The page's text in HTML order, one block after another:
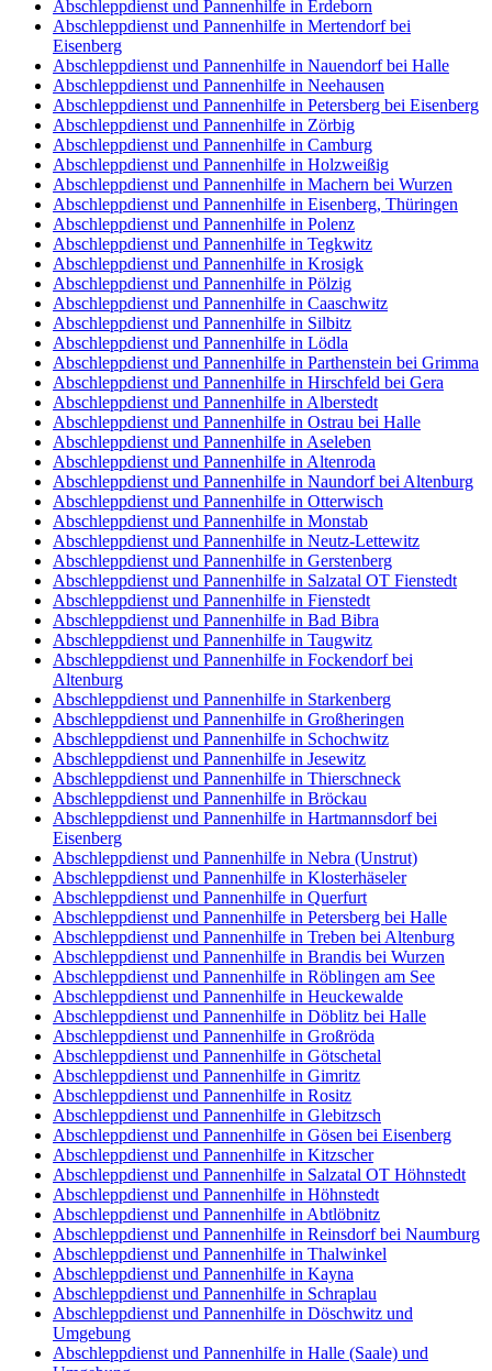
Abschleppdienst und Pannenhilfe in Erdeborn
Abschleppdienst und Pannenhilfe in Mertendorf bei
Eisenberg
Abschleppdienst und Pannenhilfe in Nauendorf bei Halle
Abschleppdienst und Pannenhilfe in Neehausen
Abschleppdienst und Pannenhilfe in Petersberg bei Eisenberg
Abschleppdienst und Pannenhilfe in Zörbig
Abschleppdienst und Pannenhilfe in Camburg
Abschleppdienst und Pannenhilfe in Holzweißig
Abschleppdienst und Pannenhilfe in Machern bei Wurzen
Abschleppdienst und Pannenhilfe in Eisenberg, Thüringen
Abschleppdienst und Pannenhilfe in Polenz
Abschleppdienst und Pannenhilfe in Tegkwitz
Abschleppdienst und Pannenhilfe in Krosigk
Abschleppdienst und Pannenhilfe in Pölzig
Abschleppdienst und Pannenhilfe in Caaschwitz
Abschleppdienst und Pannenhilfe in Silbitz
Abschleppdienst und Pannenhilfe in Lödla
Abschleppdienst und Pannenhilfe in Parthenstein bei Grimma
Abschleppdienst und Pannenhilfe in Hirschfeld bei Gera
Abschleppdienst und Pannenhilfe in Alberstedt
Abschleppdienst und Pannenhilfe in Ostrau bei Halle
Abschleppdienst und Pannenhilfe in Aseleben
Abschleppdienst und Pannenhilfe in Altenroda
Abschleppdienst und Pannenhilfe in Naundorf bei Altenburg
Abschleppdienst und Pannenhilfe in Otterwisch
Abschleppdienst und Pannenhilfe in Monstab
Abschleppdienst und Pannenhilfe in Neutz-Lettewitz
Abschleppdienst und Pannenhilfe in Gerstenberg
Abschleppdienst und Pannenhilfe in Salzatal OT Fienstedt
Abschleppdienst und Pannenhilfe in Fienstedt
Abschleppdienst und Pannenhilfe in Bad Bibra
Abschleppdienst und Pannenhilfe in Taugwitz
Abschleppdienst und Pannenhilfe in Fockendorf bei
Altenburg
Abschleppdienst und Pannenhilfe in Starkenberg
Abschleppdienst und Pannenhilfe in Großheringen
Abschleppdienst und Pannenhilfe in Schochwitz
Abschleppdienst und Pannenhilfe in Jesewitz
Abschleppdienst und Pannenhilfe in Thierschneck
Abschleppdienst und Pannenhilfe in Bröckau
Abschleppdienst und Pannenhilfe in Hartmannsdorf bei
Eisenberg
Abschleppdienst und Pannenhilfe in Nebra (Unstrut)
Abschleppdienst und Pannenhilfe in Klosterhäseler
Abschleppdienst und Pannenhilfe in Querfurt
Abschleppdienst und Pannenhilfe in Petersberg bei Halle
Abschleppdienst und Pannenhilfe in Treben bei Altenburg
Abschleppdienst und Pannenhilfe in Brandis bei Wurzen
Abschleppdienst und Pannenhilfe in Röblingen am See
Abschleppdienst und Pannenhilfe in Heuckewalde
Abschleppdienst und Pannenhilfe in Döblitz bei Halle
Abschleppdienst und Pannenhilfe in Großröda
Abschleppdienst und Pannenhilfe in Götschetal
Abschleppdienst und Pannenhilfe in Gimritz
Abschleppdienst und Pannenhilfe in Rositz
Abschleppdienst und Pannenhilfe in Glebitzsch
Abschleppdienst und Pannenhilfe in Gösen bei Eisenberg
Abschleppdienst und Pannenhilfe in Kitzscher
Abschleppdienst und Pannenhilfe in Salzatal OT Höhnstedt
Abschleppdienst und Pannenhilfe in Höhnstedt
Abschleppdienst und Pannenhilfe in Abtlöbnitz
Abschleppdienst und Pannenhilfe in Reinsdorf bei Naumburg
Abschleppdienst und Pannenhilfe in Thalwinkel
Abschleppdienst und Pannenhilfe in Kayna
Abschleppdienst und Pannenhilfe in Schraplau
Abschleppdienst und Pannenhilfe in Döschwitz und
Umgebung
Abschleppdienst und Pannenhilfe in Halle (Saale) und